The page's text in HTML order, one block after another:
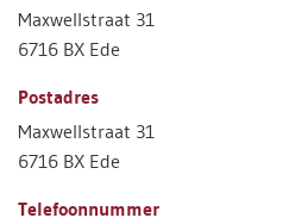
Maxwellstraat 31
6716 BX Ede
Postadres
Maxwellstraat 31
6716 BX Ede
Telefoonnummer